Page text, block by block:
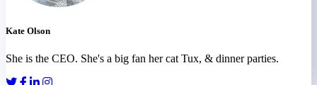
Kate Olson
She is the CEO. She's a big fan her cat Tux, & dinner parties.